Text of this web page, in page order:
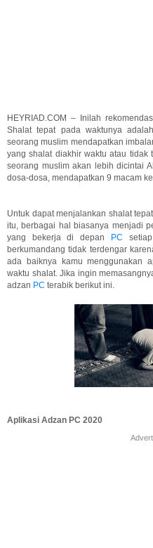
HEYRIAD.COM – Inilah
Shalat tepat pada waktunya
seorang muslim mendapatkan
yang shalat diakhir waktu atau tidak
seorang muslim akan lebih dicintai
dosa-dosa, mendapatkan 9 macam
Untuk dapat menjalankan shalat
itu, berbagai hal biasanya menjadi
yang bekerja di depan
PC
berkumandang tidak terdengar
ada baiknya kamu menggunakan
waktu shalat. Jika ingin
adzan PC terabik berikut ini.
Aplikasi Adzan PC 2020